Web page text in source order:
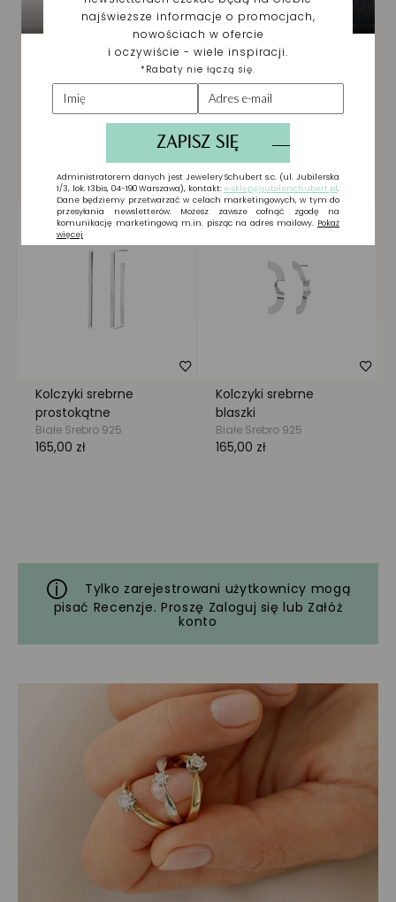
Biżuteria wybrana dla
Ciebie
Tylko zarejestrowani użytkownicy mogą
pisać Recenzje. Proszę Zaloguj się lub Załóż
konto